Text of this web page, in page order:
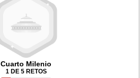
Cuarto Milenio
1 DE 5 RETOS